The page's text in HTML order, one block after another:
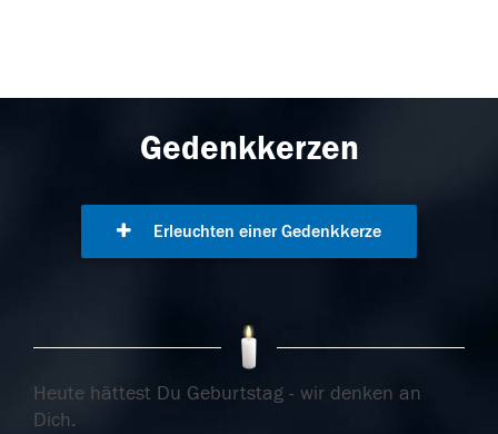
Gedenkkerzen
Erleuchten einer Gedenkkerze
Heute hättest Du Geburtstag - wir denken an
Dich.